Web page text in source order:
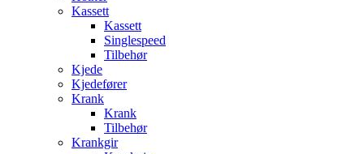
Kassett
Kassett
Singlespeed
Tilbehør
Kjede
Kjedefører
Krank
Krank
Tilbehør
Krankgir